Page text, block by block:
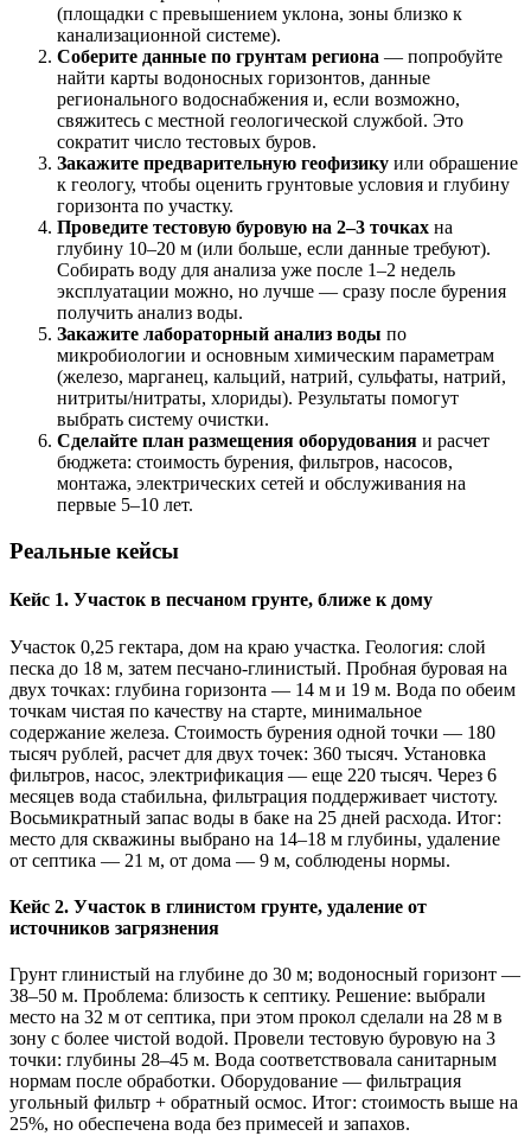
(площадки с превышением уклона, зоны близко к
канализационной системе).
Соберите данные по грунтам региона — попробуйте
найти карты водоносных горизонтов, данные
регионального водоснабжения и, если возможно,
свяжитесь с местной геологической службой. Это
сократит число тестовых буров.
Закажите предварительную геофизику или обрашение
к геологу, чтобы оценить грунтовые условия и глубину
горизонта по участку.
Проведите тестовую буровую на 2–3 точках на
глубину 10–20 м (или больше, если данные требуют).
Собирать воду для анализа уже после 1–2 недель
эксплуатации можно, но лучше — сразу после бурения
получить анализ воды.
Закажите лабораторный анализ воды по
микробиологии и основным химическим параметрам
(железо, марганец, кальций, натрий, сульфаты, натрий,
нитриты/нитраты, хлориды). Результаты помогут
выбрать систему очистки.
Сделайте план размещения оборудования и расчет
бюджета: стоимость бурения, фильтров, насосов,
монтажа, электрических сетей и обслуживания на
первые 5–10 лет.
Реальные кейсы
Кейс 1. Участок в песчаном грунте, ближе к дому
Участок 0,25 гектара, дом на краю участка. Геология: слой
песка до 18 м, затем песчано-глинистый. Пробная буровая на
двух точках: глубина горизонта — 14 м и 19 м. Вода по обеим
точкам чистая по качеству на старте, минимальное
содержание железа. Стоимость бурения одной точки — 180
тысяч рублей, расчет для двух точек: 360 тысяч. Установка
фильтров, насос, электрификация — еще 220 тысяч. Через 6
месяцев вода стабильна, фильтрация поддерживает чистоту.
Восьмикратный запас воды в баке на 25 дней расхода. Итог:
место для скважины выбрано на 14–18 м глубины, удаление
от септика — 21 м, от дома — 9 м, соблюдены нормы.
Кейс 2. Участок в глинистом грунте, удаление от
источников загрязнения
Грунт глинистый на глубине до 30 м; водоносный горизонт —
38–50 м. Проблема: близость к септику. Решение: выбрали
место на 32 м от септика, при этом прокол сделали на 28 м в
зону с более чистой водой. Провели тестовую буровую на 3
точки: глубины 28–45 м. Вода соответствовала санитарным
нормам после обработки. Оборудование — фильтрация
угольный фильтр + обратный осмос. Итог: стоимость выше на
25%, но обеспечена вода без примесей и запахов.